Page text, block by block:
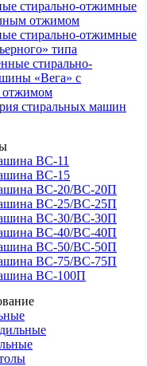
стирально-отжимные
отжимом
стирально-отжимные
типа
стирально-
«Вега» с
стиральных машин
ВС-11
ВС-15
ВС-20/ВС-20П
ВС-25/ВС-25П
ВС-30/ВС-30П
ВС-40/ВС-40П
ВС-50/ВС-50П
ВС-75/ВС-75П
ВС-100П